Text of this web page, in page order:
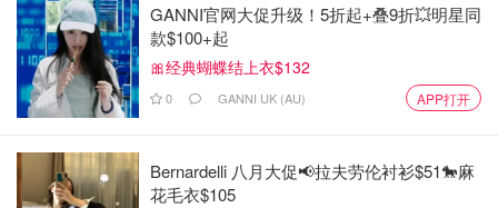
性，富含水分。一晚上过后脸部还是很软。有点小缺点是有
一点点黏，基本可以接受。味道不错，我很喜欢。
GANNI官网大促升级！5折起+叠9折💥明星同
款$100+起
🎀经典蝴蝶结上衣$132
0 GANNI UK (AU) APP打开
Bernardelli 八月大促📢拉夫劳伦衬衫$51🐎麻
花毛衣$105